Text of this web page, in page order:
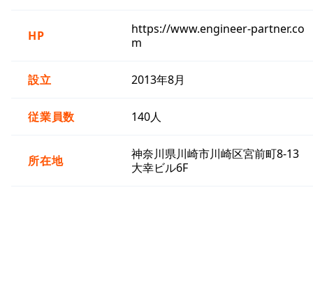
HP
https://www.engineer-partner.co
m
設立 2013年8月
従業員数 140人
所在地
神奈川県川崎市川崎区宮前町8-13
大幸ビル6F